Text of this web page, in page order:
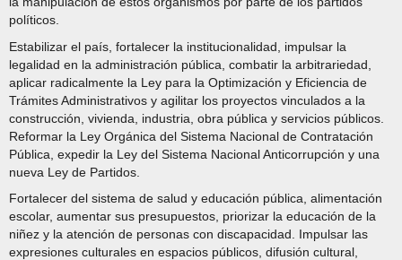
políticos.
Estabilizar el país, fortalecer la institucionalidad, impulsar la
legalidad en la administración pública, combatir la arbitrariedad,
aplicar radicalmente la Ley para la Optimización y Eficiencia de
Trámites Administrativos y agilitar los proyectos vinculados a la
construcción, vivienda, industria, obra pública y servicios públicos.
Reformar la Ley Orgánica del Sistema Nacional de Contratación
Pública, expedir la Ley del Sistema Nacional Anticorrupción y una
nueva Ley de Partidos.
Fortalecer del sistema de salud y educación pública, alimentación
escolar, aumentar sus presupuestos, priorizar la educación de la
niñez y la atención de personas con discapacidad. Impulsar las
expresiones culturales en espacios públicos, difusión cultural,